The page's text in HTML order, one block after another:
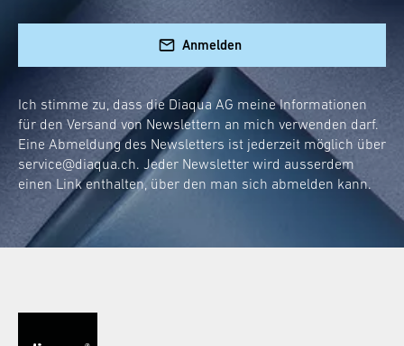
Anmelden
Ich stimme zu, dass die Diaqua AG meine Informationen
für den Versand von Newslettern an mich verwenden darf.
Eine Abmeldung des Newsletters ist jederzeit möglich über
service@diaqua.ch. Jeder Newsletter wird ausserdem
einen Link enthalten, über den man sich abmelden kann.